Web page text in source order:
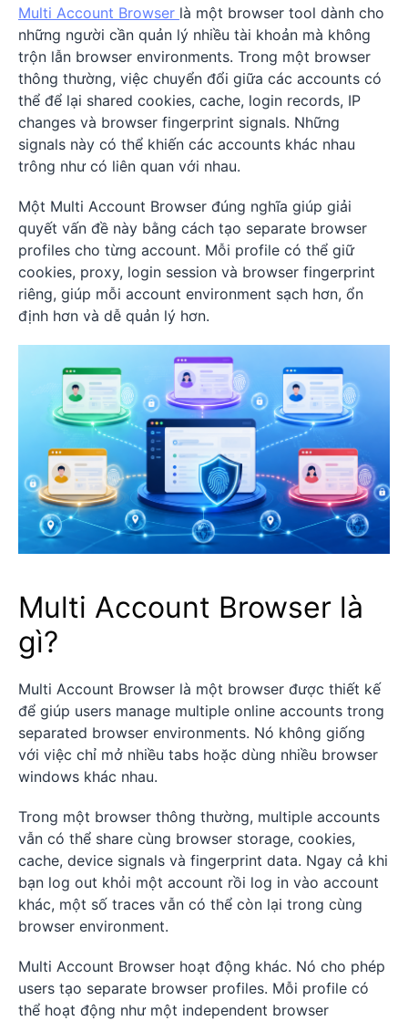
Multi Account Browser là một browser tool dành cho
những người cần quản lý nhiều tài khoản mà không
trộn lẫn browser environments. Trong một browser
thông thường, việc chuyển đổi giữa các accounts có
thể để lại shared cookies, cache, login records, IP
changes và browser fingerprint signals. Những
signals này có thể khiến các accounts khác nhau
trông như có liên quan với nhau.
Một Multi Account Browser đúng nghĩa giúp giải
quyết vấn đề này bằng cách tạo separate browser
profiles cho từng account. Mỗi profile có thể giữ
cookies, proxy, login session và browser fingerprint
riêng, giúp mỗi account environment sạch hơn, ổn
định hơn và dễ quản lý hơn.
Multi Account Browser là
gì?
Multi Account Browser là một browser được thiết kế
để giúp users manage multiple online accounts trong
separated browser environments. Nó không giống
với việc chỉ mở nhiều tabs hoặc dùng nhiều browser
windows khác nhau.
Trong một browser thông thường, multiple accounts
vẫn có thể share cùng browser storage, cookies,
cache, device signals và fingerprint data. Ngay cả khi
bạn log out khỏi một account rồi log in vào account
khác, một số traces vẫn có thể còn lại trong cùng
browser environment.
Multi Account Browser hoạt động khác. Nó cho phép
users tạo separate browser profiles. Mỗi profile có
thể hoạt động như một independent browser